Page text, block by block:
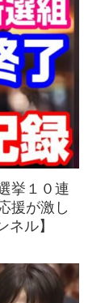
挙１０連
援が激し
ル】